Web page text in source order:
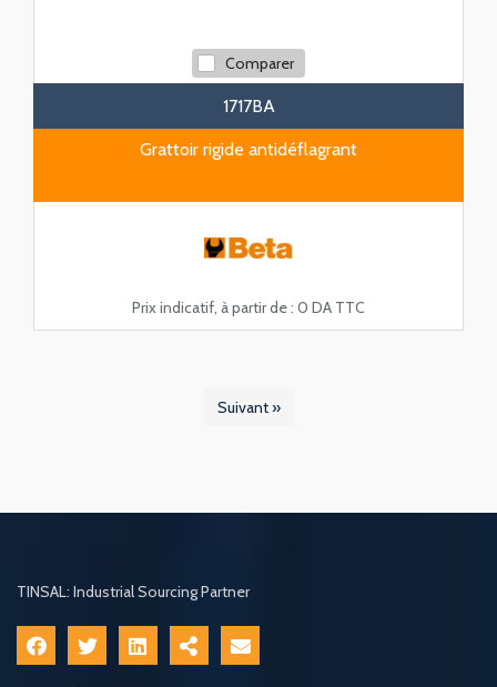
Comparer
1717BA
Grattoir rigide antidéflagrant
Prix indicatif, à partir de : 0 DA TTC
Suivant »
TINSAL: Industrial Sourcing Partner